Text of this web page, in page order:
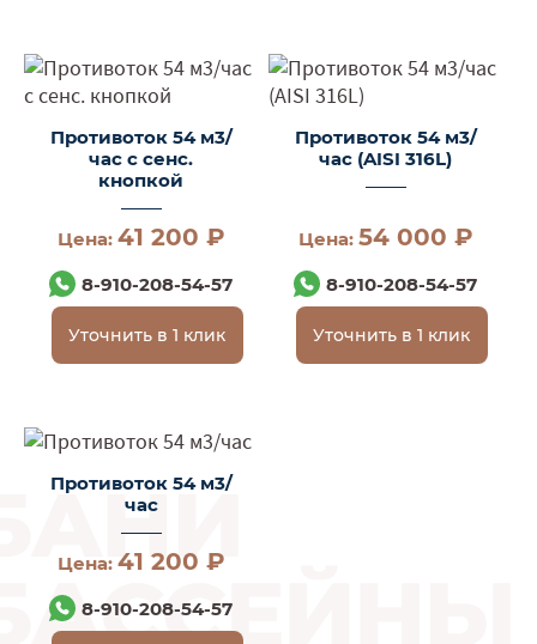
Противоток 54 м3/
час с сенс.
кнопкой
Цена: 41 200 ₽
8-910-208-54-57
Уточнить в 1 клик
Противоток 54 м3/
час (AISI 316L)
Цена: 54 000 ₽
8-910-208-54-57
Уточнить в 1 клик
Противоток 54 м3/
час
Цена: 41 200 ₽
8-910-208-54-57